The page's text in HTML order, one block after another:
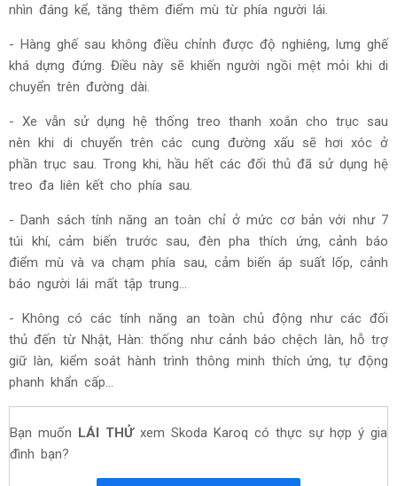
nhìn đáng kể, tăng thêm điểm mù từ phía người lái.
- Hàng ghế sau không điều chỉnh được độ nghiêng, lưng ghế
khá dựng đứng. Điều này sẽ khiến người ngồi mệt mỏi khi di
chuyển trên đường dài.
- Xe vẫn sử dụng hệ thống treo thanh xoắn cho trục sau
nên khi di chuyển trên các cung đường xấu sẽ hơi xóc ở
phần trục sau. Trong khi, hầu hết các đối thủ đã sử dụng hệ
treo đa liên kết cho phía sau.
- Danh sách tính năng an toàn chỉ ở mức cơ bản với như 7
túi khí, cảm biến trước sau, đèn pha thích ứng, cảnh báo
điểm mù và va chạm phía sau, cảm biến áp suất lốp, cảnh
báo người lái mất tập trung…
- Không có các tính năng an toàn chủ động như các đối
thủ đến từ Nhật, Hàn: thống như cảnh báo chệch làn, hỗ trợ
giữ làn, kiểm soát hành trình thông minh thích ứng, tự động
phanh khẩn cấp...
Bạn muốn LÁI THỬ xem Skoda Karoq có thực sự hợp ý gia
đình bạn?